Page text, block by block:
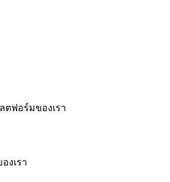
ตฟอร์มของเรา
งเรา